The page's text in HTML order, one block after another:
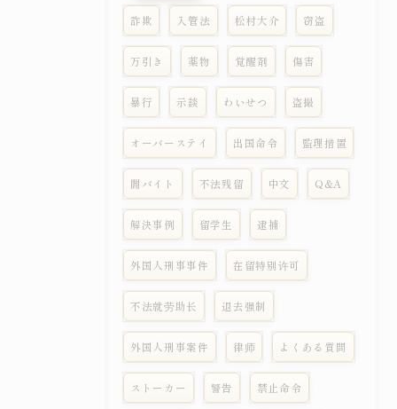
詐欺 入管法 松村大介 窃盗
万引き 薬物 覚醒剤 傷害
暴行 示談 わいせつ 盗撮
オーバーステイ 出国命令 監理措置
闇バイト 不法残留 中文 Q&A
解決事例 留学生 逮捕
外国人刑事事件 在留特别许可
不法就劳助长 退去强制
外国人刑事案件 律师 よくある質問
ストーカー 警告 禁止命令